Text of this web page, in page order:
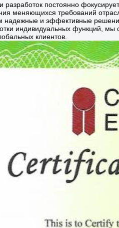
постоянно
меняющихся требований
надежные и эффективные
индивидуальных функций,
клиентов.